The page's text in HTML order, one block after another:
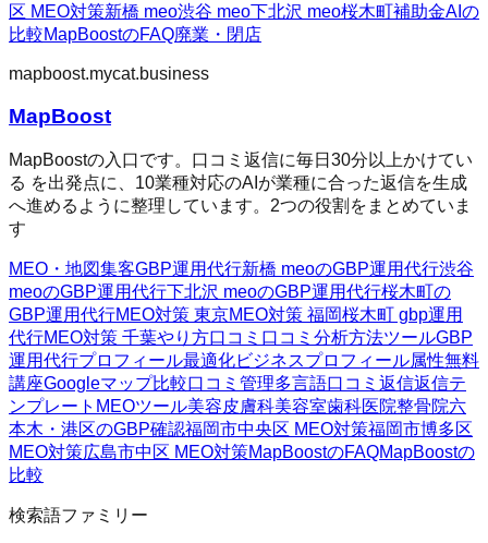
区 MEO対策新橋 meo渋谷 meo下北沢 meo桜木町補助金AIの
比較MapBoostのFAQ廃業・閉店
mapboost.mycat.business
MapBoost
MapBoostの入口です。口コミ返信に毎日30分以上かけてい
る を出発点に、10業種対応のAIが業種に合った返信を生成
へ進めるように整理しています。2つの役割をまとめていま
す
MEO・地図集客GBP運用代行新橋 meoのGBP運用代行渋谷
meoのGBP運用代行下北沢 meoのGBP運用代行桜木町の
GBP運用代行MEO対策 東京MEO対策 福岡桜木町 gbp運用
代行MEO対策 千葉やり方口コミ 口コミ分析方法ツールGBP
運用代行プロフィール最適化ビジネスプロフィール属性無料
講座Googleマップ比較口コミ管理多言語口コミ返信返信テ
ンプレート MEOツール美容皮膚科美容室歯科医院整骨院六
本木・港区のGBP確認福岡市中央区 MEO対策福岡市博多区
MEO対策広島市中区 MEO対策MapBoostのFAQMapBoostの
比較
検索語ファミリー